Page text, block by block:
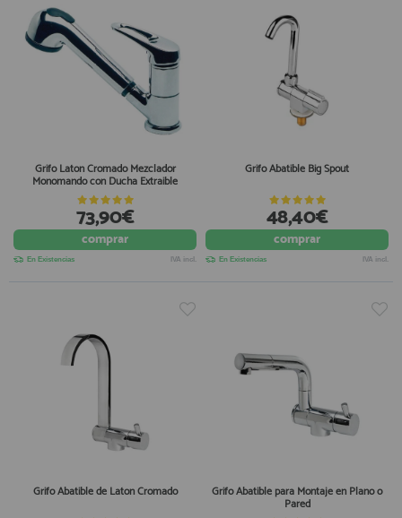
Grifo Laton Cromado Mezclador
Monomando con Ducha Extraible
73,90€
comprar
En Existencias IVA incl.
Grifo Abatible Big Spout
48,40€
comprar
En Existencias IVA incl.
Grifo Abatible de Laton Cromado Grifo Abatible para Montaje en Plano o
Pared